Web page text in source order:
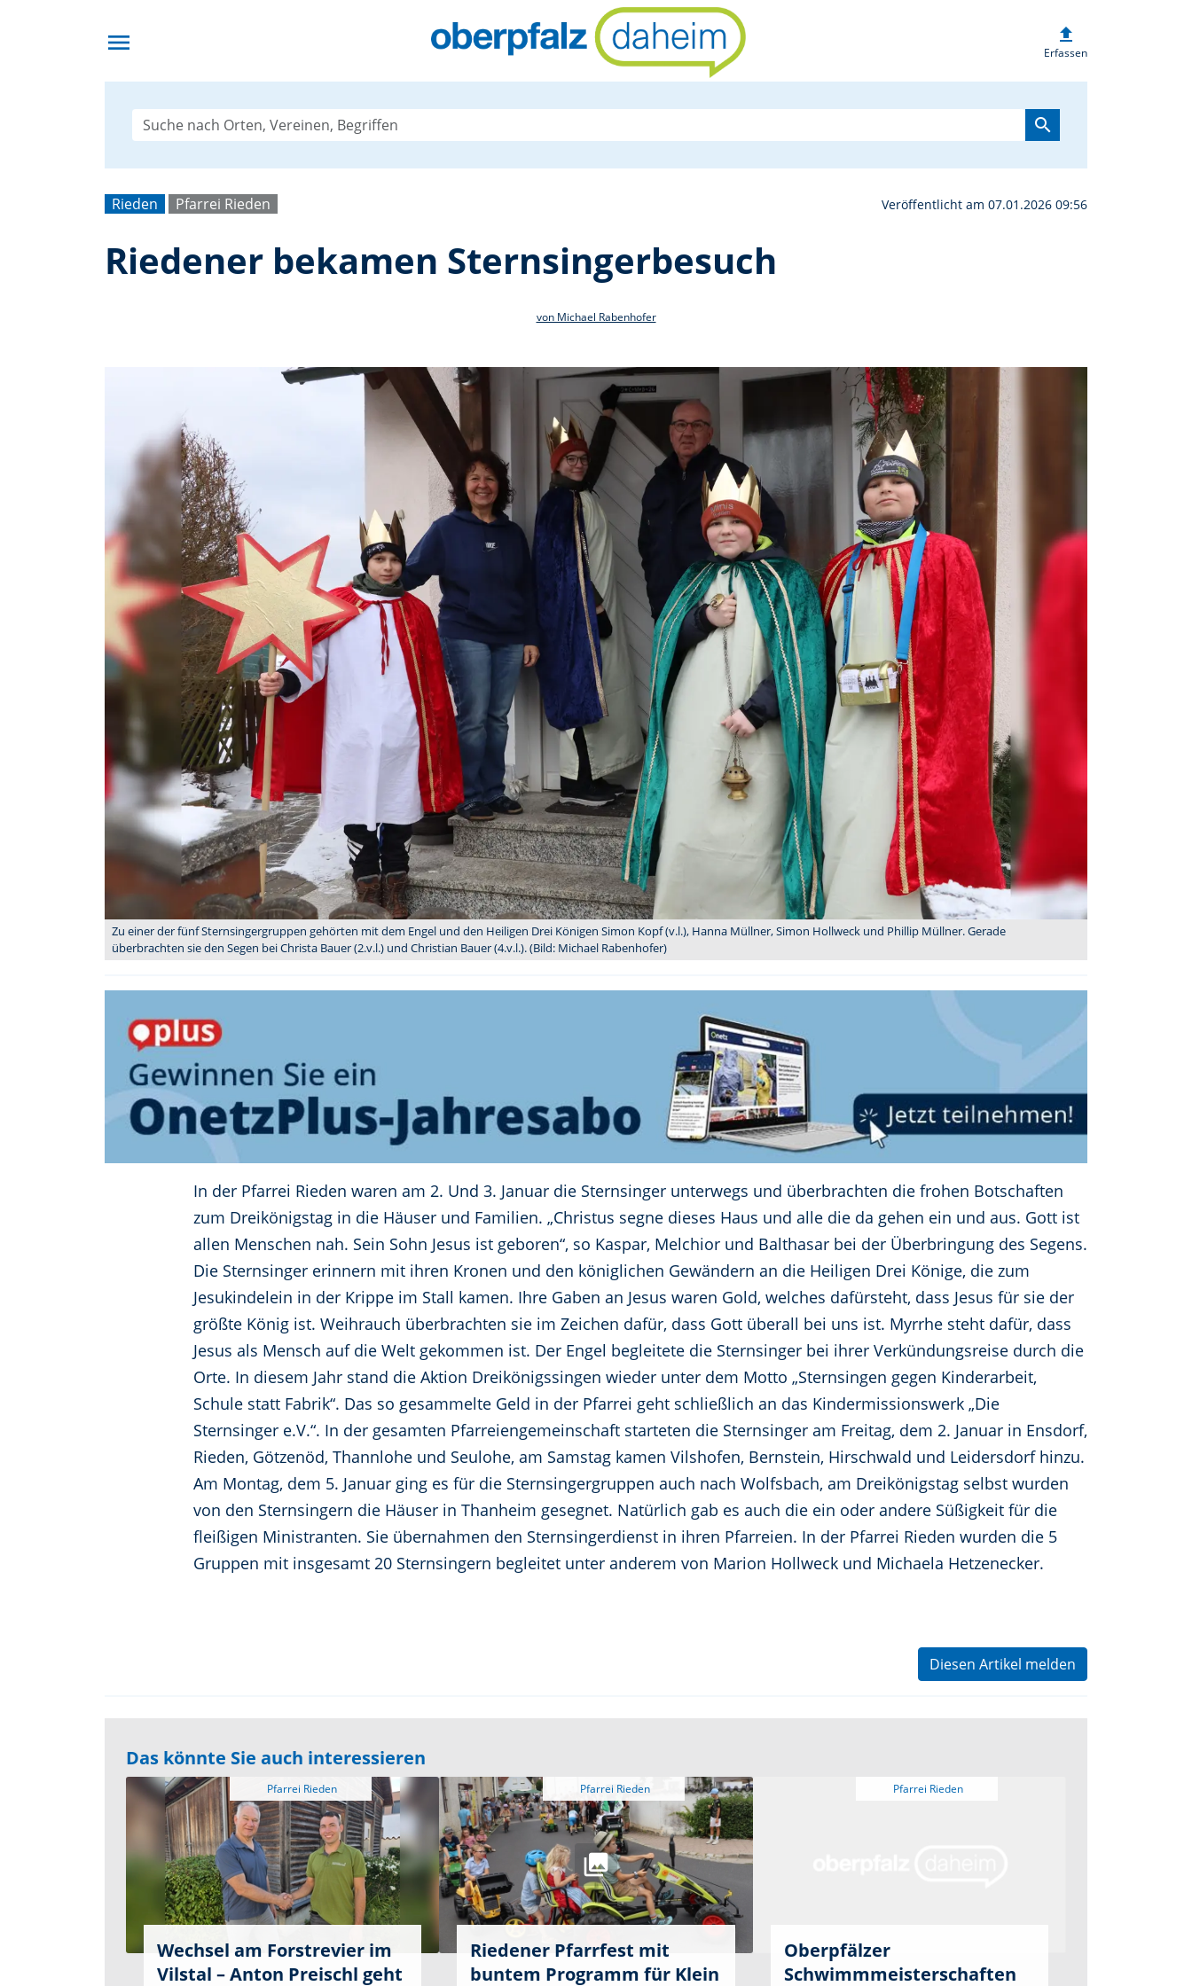
menu Riedener bekamen
upload
Erfassen
search
Rieden Pfarrei Rieden Veröffentlicht am 07.01.2026 09:56
Riedener bekamen Sternsingerbesuch
von Michael Rabenhofer
Zu einer der fünf Sternsingergruppen gehörten mit dem Engel und den Heiligen Drei Königen Simon Kopf (v.l.), Hanna Müllner, Simon Hollweck und Phillip Müllner. Gerade
überbrachten sie den Segen bei Christa Bauer (2.v.l.) und Christian Bauer (4.v.l.). (Bild: Michael Rabenhofer)
In der Pfarrei Rieden waren am 2. Und 3. Januar die Sternsinger unterwegs und überbrachten die frohen Botschaften
zum Dreikönigstag in die Häuser und Familien. „Christus segne dieses Haus und alle die da gehen ein und aus. Gott ist
allen Menschen nah. Sein Sohn Jesus ist geboren“, so Kaspar, Melchior und Balthasar bei der Überbringung des Segens.
Die Sternsinger erinnern mit ihren Kronen und den königlichen Gewändern an die Heiligen Drei Könige, die zum
Jesukindelein in der Krippe im Stall kamen. Ihre Gaben an Jesus waren Gold, welches dafürsteht, dass Jesus für sie der
größte König ist. Weihrauch überbrachten sie im Zeichen dafür, dass Gott überall bei uns ist. Myrrhe steht dafür, dass
Jesus als Mensch auf die Welt gekommen ist. Der Engel begleitete die Sternsinger bei ihrer Verkündungsreise durch die
Orte. In diesem Jahr stand die Aktion Dreikönigssingen wieder unter dem Motto „Sternsingen gegen Kinderarbeit,
Schule statt Fabrik“. Das so gesammelte Geld in der Pfarrei geht schließlich an das Kindermissionswerk „Die
Sternsinger e.V.“. In der gesamten Pfarreiengemeinschaft starteten die Sternsinger am Freitag, dem 2. Januar in Ensdorf,
Rieden, Götzenöd, Thannlohe und Seulohe, am Samstag kamen Vilshofen, Bernstein, Hirschwald und Leidersdorf hinzu.
Am Montag, dem 5. Januar ging es für die Sternsingergruppen auch nach Wolfsbach, am Dreikönigstag selbst wurden
von den Sternsingern die Häuser in Thanheim gesegnet. Natürlich gab es auch die ein oder andere Süßigkeit für die
fleißigen Ministranten. Sie übernahmen den Sternsingerdienst in ihren Pfarreien. In der Pfarrei Rieden wurden die 5
Gruppen mit insgesamt 20 Sternsingern begleitet unter anderem von Marion Hollweck und Michaela Hetzenecker.
Diesen Artikel melden
Das könnte Sie auch interessieren
Pfarrei Rieden
Wechsel am Forstrevier im
Vilstal – Anton Preischl geht
Pfarrei Rieden
Riedener Pfarrfest mit
buntem Programm für Klein
Oberpfälzer
Schwimmmeisterschaften